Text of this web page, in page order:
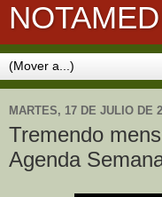
MARTES, 17 DE JULIO DE
Tremendo
Agenda